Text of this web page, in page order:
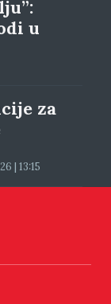
u
za
| 13:15